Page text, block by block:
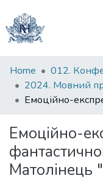
Communities
&
Collections
Statistics
Home
Емоційно-
Матолінець